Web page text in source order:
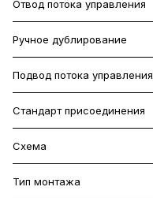
Отвод потока управления
Ручное дублирование
Подвод потока управления
Стандарт присоединения
Схема
Тип монтажа